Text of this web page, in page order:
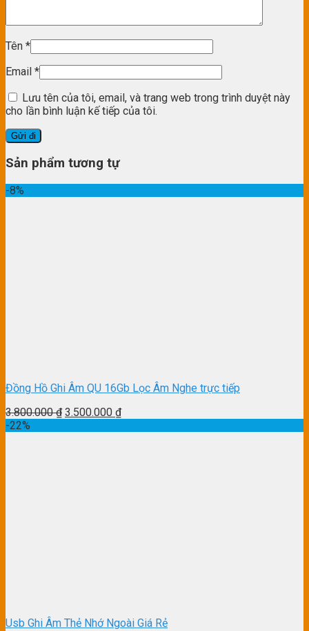
Tên *
Email *
Lưu tên của tôi, email, và trang web trong trình duyệt này
cho lần bình luận kế tiếp của tôi.
Sản phẩm tương tự
-8%
Đồng Hồ Ghi Âm QU 16Gb Lọc Âm Nghe trực tiếp
3.800.000₫ 3.500.000 ₫
-22%
Usb Ghi Âm Thẻ Nhớ Ngoài Giá Rẻ